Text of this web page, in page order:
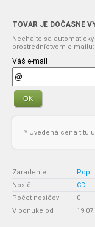
TOVAR JE DOČASNE
Nechajte sa
prostredníctvom e-mailu:
Váš e-mail
OK
* Uvedená cena
Zaradenie : Pop
Nosič
: CD
Počet nosičov
: 0
V ponuke od
: